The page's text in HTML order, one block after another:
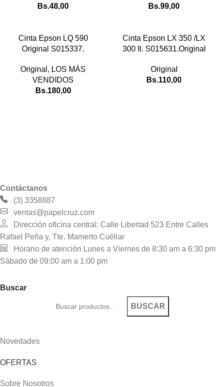
Bs.48,00
Bs.99,00
Cinta Epson LQ 590
Original S015337.
Original , LOS MÁS
VENDIDOS
Bs.180,00
Cinta Epson LX 350 /LX
300 II. S015631.Original
Original
Bs.110,00
Contáctanos
(3) 3358887
ventas@papelcruz.com
Dirección oficina central: Calle Libertad 523 Entre Calles
Rafael Peña y, Tte. Mamerto Cuéllar
Horario de atención Lunes a Viernes de 8:30 am a 6:30 pm
Sábado de 09:00 am a 1:00 pm
Buscar
BUSCAR
Novedades
OFERTAS
Sobre Nosotros